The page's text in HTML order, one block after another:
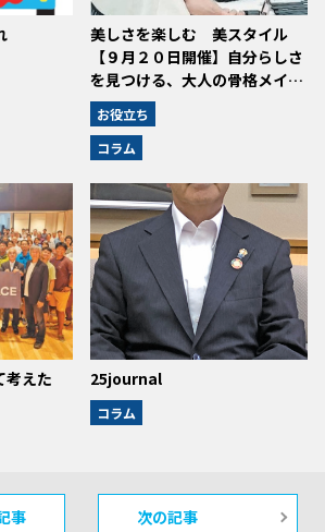
美しさを楽しむ 美スタイル
【９月２０日開催】自分らしさ
を見つける、大人の骨格メイ…
お役立ち
コラム
考えた 25journal
コラム
事 次の記事